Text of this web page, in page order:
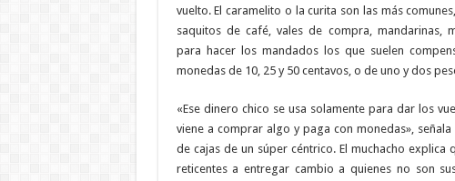
vuelto. El caramelito o la curita son las más
saquitos de café, vales de compra, mandarinas,
para hacer los mandados los que suelen
monedas de 10, 25 y 50 centavos, o de uno y dos
«Ese dinero chico se usa solamente para dar los
viene a comprar algo y paga con monedas»,
de cajas de un súper céntrico. El muchacho explica
reticentes a entregar cambio a quienes no son